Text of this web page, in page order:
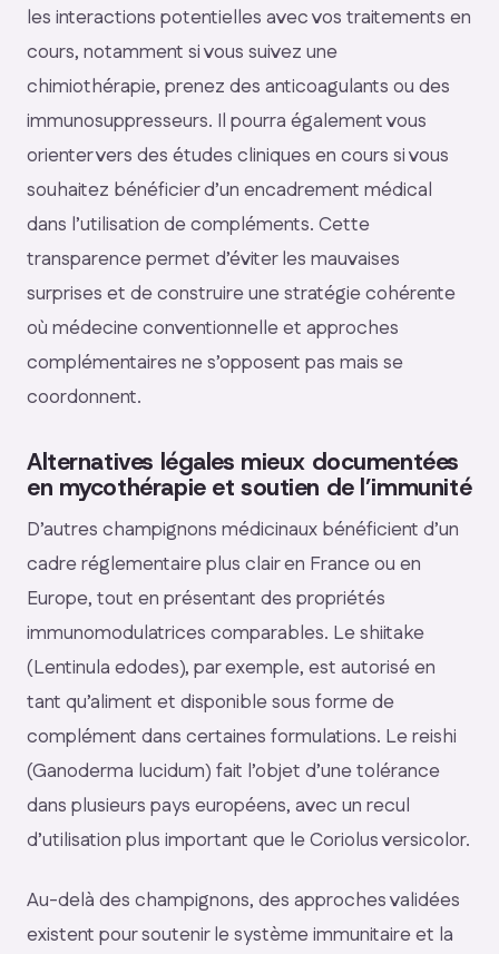
les interactions potentielles avec vos traitements en
cours, notamment si vous suivez une
chimiothérapie, prenez des anticoagulants ou des
immunosuppresseurs. Il pourra également vous
orienter vers des études cliniques en cours si vous
souhaitez bénéficier d’un encadrement médical
dans l’utilisation de compléments. Cette
transparence permet d’éviter les mauvaises
surprises et de construire une stratégie cohérente
où médecine conventionnelle et approches
complémentaires ne s’opposent pas mais se
coordonnent.
Alternatives légales mieux documentées
en mycothérapie et soutien de l’immunité
D’autres champignons médicinaux bénéficient d’un
cadre réglementaire plus clair en France ou en
Europe, tout en présentant des propriétés
immunomodulatrices comparables. Le shiitake
(Lentinula edodes), par exemple, est autorisé en
tant qu’aliment et disponible sous forme de
complément dans certaines formulations. Le reishi
(Ganoderma lucidum) fait l’objet d’une tolérance
dans plusieurs pays européens, avec un recul
d’utilisation plus important que le Coriolus versicolor.
Au-delà des champignons, des approches validées
existent pour soutenir le système immunitaire et la